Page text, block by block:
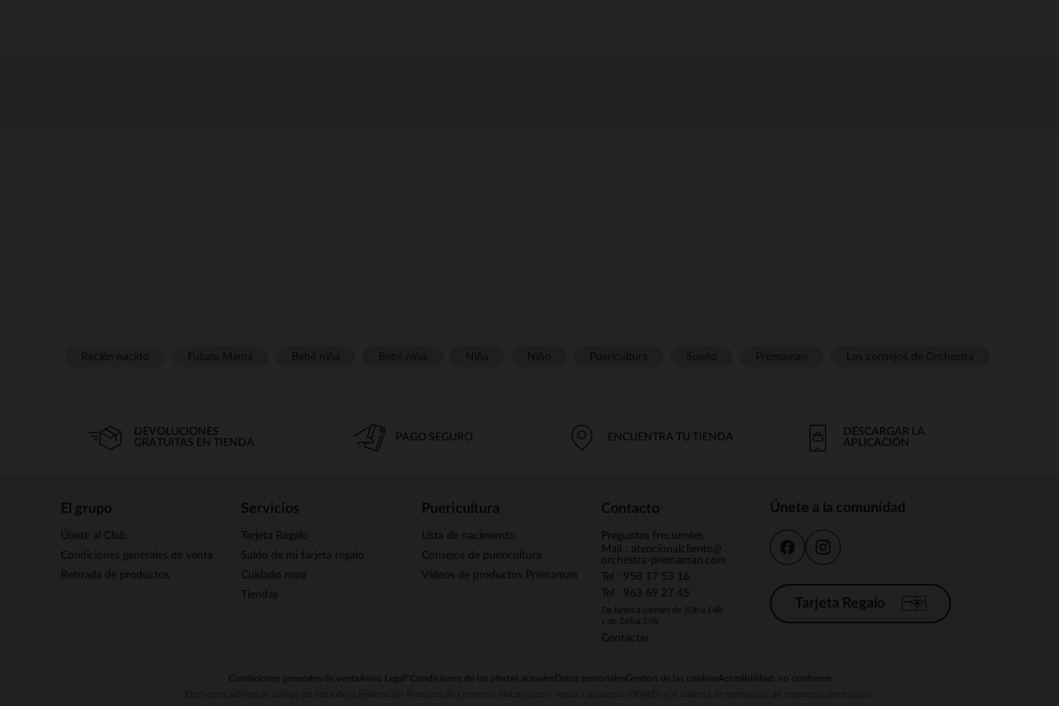
DEVOLUCIONES
GRATUITAS EN TIENDA
PAGO SEGURO ENCUENTRA TU TIENDA
DESCARGAR LA
APLICACIÓN
El grupo
Únete al Club
Condiciones generales de venta
Retirada de productos
Servicios
Tarjeta Regalo
Saldo de mi tarjeta regalo
Cuidado ropa
Tiendas
Puericultura
Lista de nacimiento
Consejos de puericultura
Vídeos de productos Prémaman
Contacto
Preguntas frecuentes
Mail : atencionalcliente@
orchestra-premaman.com
Tel : 958 17 53 16
Tel : 963 69 27 45
De lunes a viernes de 10h a 14h
y de 16h a 19h
Contactar
Únete a la comunidad
Tarjeta Regalo
Condiciones generales de ventaAviso Legal *Condiciones de las ofertas actuales Datos personalesGestión de las cookiesAccesibilidad: no conforme